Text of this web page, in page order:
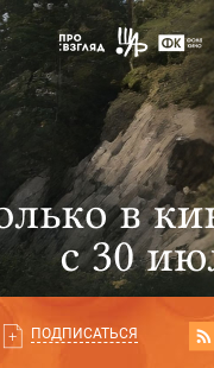
ПОДПИСАТЬСЯ